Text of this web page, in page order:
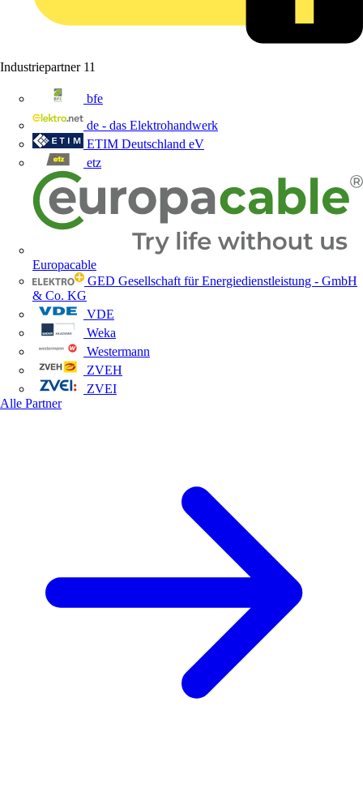
Industriepartner 11
bfe
de - das Elektrohandwerk
ETIM Deutschland eV
etz
Europacable
GED Gesellschaft für Energiedienstleistung - GmbH
& Co. KG
VDE
Weka
Westermann
ZVEH
ZVEI
Alle Partner